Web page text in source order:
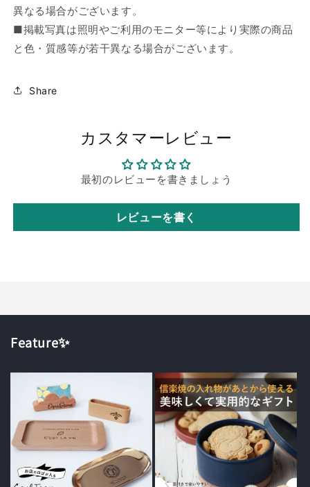
異なる場合がございます。
■掲載写真は照明やご利用のモニター等により実際の商品
と色・質感等が若干異なる場合がございます。
Share
カスタマーレビュー
最初のレビューを書きましょう
レビューを書く
Feature✨